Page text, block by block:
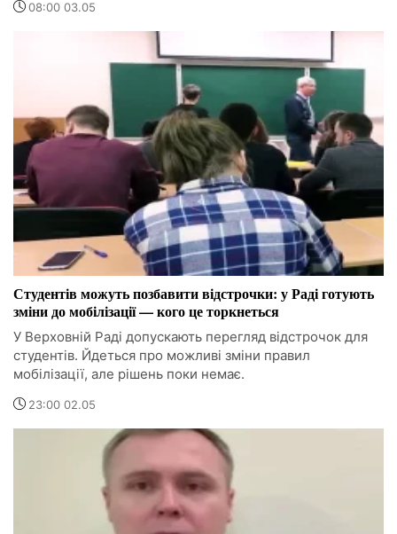
08:00 03.05
Студентів можуть позбавити відстрочки: у Раді готують
зміни до мобілізації — кого це торкнеться
У Верховній Раді допускають перегляд відстрочок для
студентів. Йдеться про можливі зміни правил
мобілізації, але рішень поки немає.
23:00 02.05